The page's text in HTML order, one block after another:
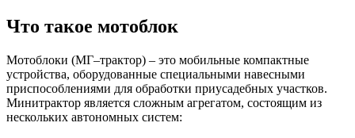
Что такое мотоблок
Мотоблоки (МГ–трактор) – это мобильные компактные
устройства, оборудованные специальными навесными
приспособлениями для обработки приусадебных участков.
Минитрактор является сложным агрегатом, состоящим из
нескольких автономных систем: